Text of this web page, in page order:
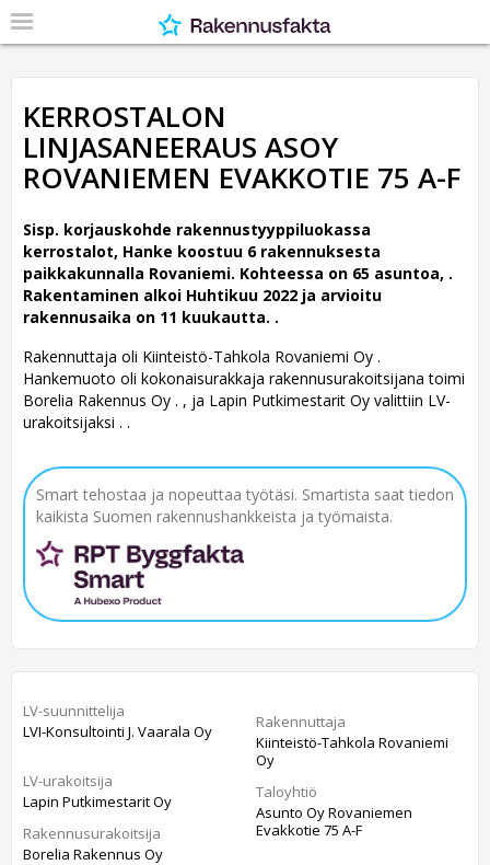
KERROSTALON
LINJASANEERAUS ASOY
ROVANIEMEN EVAKKOTIE 75 A-F
Sisp. korjauskohde rakennustyyppiluokassa
kerrostalot, Hanke koostuu 6 rakennuksesta
paikkakunnalla Rovaniemi. Kohteessa on 65 asuntoa, .
Rakentaminen alkoi Huhtikuu 2022 ja arvioitu
rakennusaika on 11 kuukautta. .
Rakennuttaja oli Kiinteistö-Tahkola Rovaniemi Oy .
Hankemuoto oli kokonaisurakkaja rakennusurakoitsijana toimi
Borelia Rakennus Oy . , ja Lapin Putkimestarit Oy valittiin LV-
urakoitsijaksi . .
Smart tehostaa ja nopeuttaa työtäsi. Smartista saat tiedon
kaikista Suomen rakennushankkeista ja työmaista.
LV-suunnittelija
LVI-Konsultointi J. Vaarala Oy
LV-urakoitsija
Lapin Putkimestarit Oy
Rakennusurakoitsija
Borelia Rakennus Oy
Rakennuttaja
Kiinteistö-Tahkola Rovaniemi
Oy
Taloyhtiö
Asunto Oy Rovaniemen
Evakkotie 75 A-F